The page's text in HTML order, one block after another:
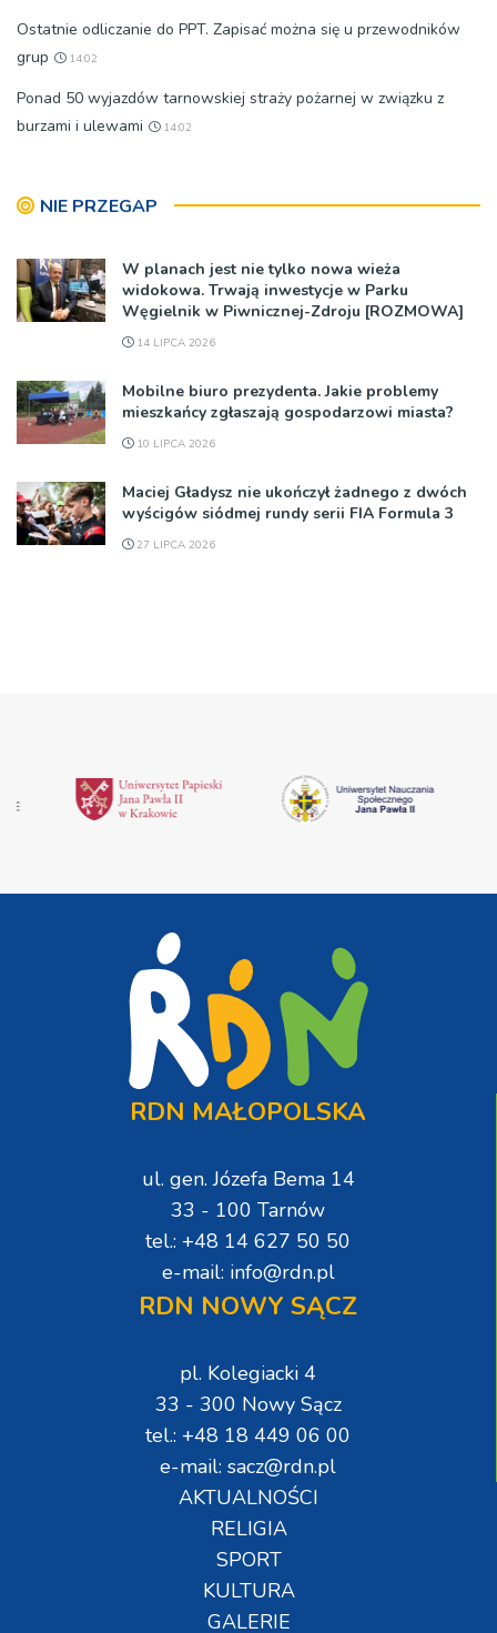
Ostatnie odliczanie do PPT. Zapisać można się u przewodników
grup
14:02
Ponad 50 wyjazdów tarnowskiej straży pożarnej w związku z
burzami i ulewami
14:02
NIE PRZEGAP
W planach jest nie tylko nowa wieża
widokowa. Trwają inwestycje w Parku
Węgielnik w Piwnicznej-Zdroju [ROZMOWA]
14 LIPCA 2026
Mobilne biuro prezydenta. Jakie problemy
mieszkańcy zgłaszają gospodarzowi miasta?
10 LIPCA 2026
Maciej Gładysz nie ukończył żadnego z dwóch
wyścigów siódmej rundy serii FIA Formula 3
27 LIPCA 2026
RDN MAŁOPOLSKA
ul. gen. Józefa Bema 14
33 - 100 Tarnów
tel.: +48 14 627 50 50
e-mail: info@rdn.pl
RDN NOWY SĄCZ
pl. Kolegiacki 4
33 - 300 Nowy Sącz
tel.: +48 18 449 06 00
e-mail: sacz@rdn.pl
AKTUALNOŚCI
RELIGIA
SPORT
KULTURA
GALERIE